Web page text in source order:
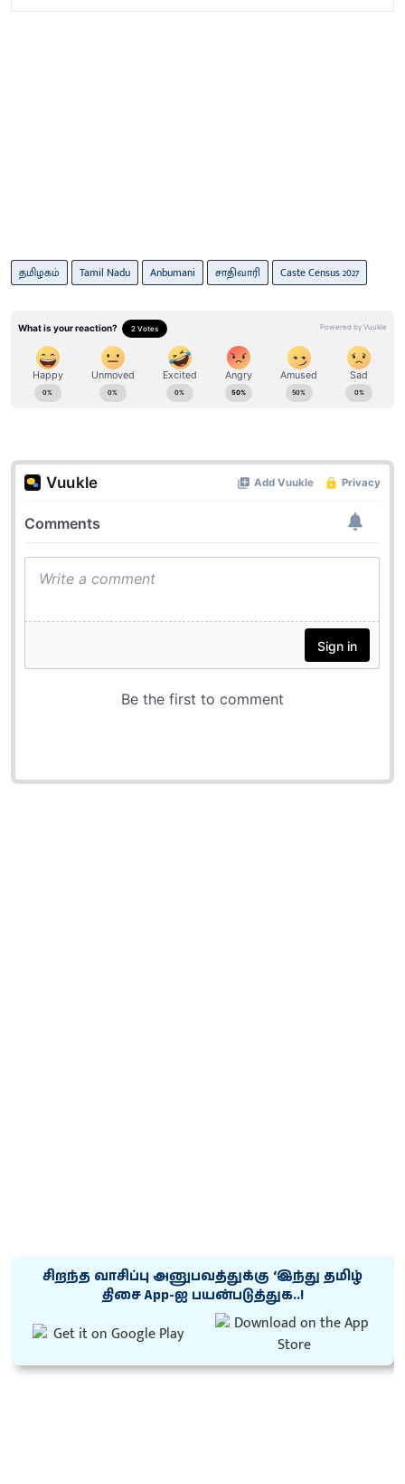
தமிழகம் Tamil Nadu Anbumani சாதிவாரி Caste Census 2027
சிறந்த வாசிப்பு அனுபவத்துக்கு ‘இந்து தமிழ்
திசை App-ஐ பயன்படுத்துக..!